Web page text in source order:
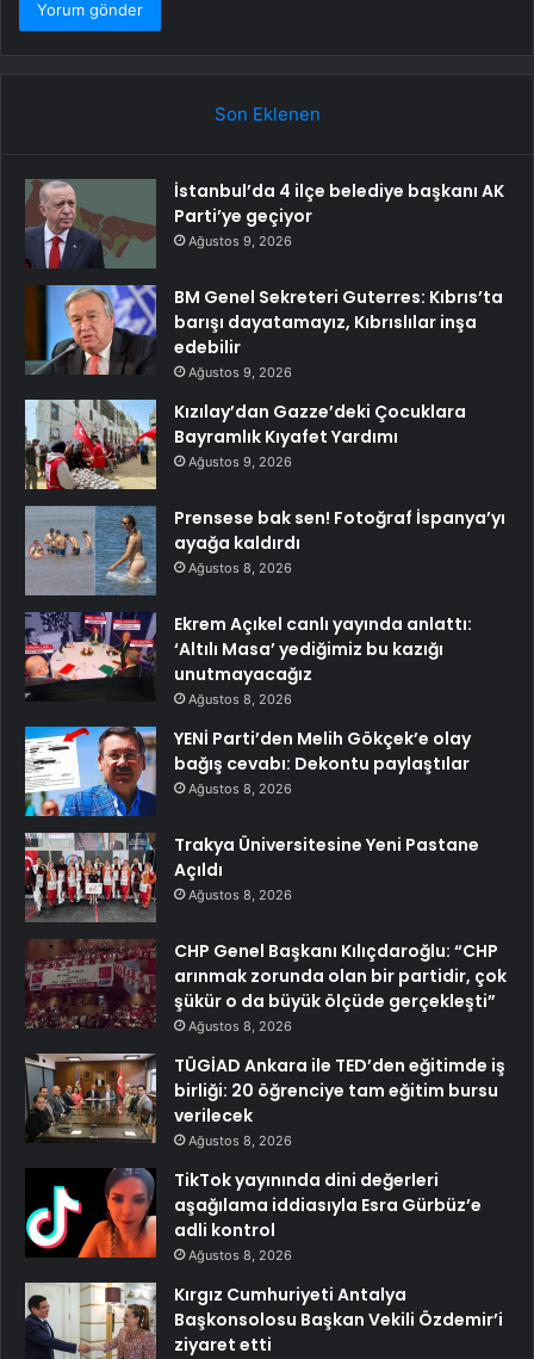
Son Eklenen
İstanbul’da 4 ilçe belediye başkanı AK
Parti’ye geçiyor
Ağustos 9, 2026
BM Genel Sekreteri Guterres: Kıbrıs’ta
barışı dayatamayız, Kıbrıslılar inşa
edebilir
Ağustos 9, 2026
Kızılay’dan Gazze’deki Çocuklara
Bayramlık Kıyafet Yardımı
Ağustos 9, 2026
Prensese bak sen! Fotoğraf İspanya’yı
ayağa kaldırdı
Ağustos 8, 2026
Ekrem Açıkel canlı yayında anlattı:
‘Altılı Masa’ yediğimiz bu kazığı
unutmayacağız
Ağustos 8, 2026
YENİ Parti’den Melih Gökçek’e olay
bağış cevabı: Dekontu paylaştılar
Ağustos 8, 2026
Trakya Üniversitesine Yeni Pastane
Açıldı
Ağustos 8, 2026
CHP Genel Başkanı Kılıçdaroğlu: “CHP
arınmak zorunda olan bir partidir, çok
şükür o da büyük ölçüde gerçekleşti”
Ağustos 8, 2026
TÜGİAD Ankara ile TED’den eğitimde iş
birliği: 20 öğrenciye tam eğitim bursu
verilecek
Ağustos 8, 2026
TikTok yayınında dini değerleri
aşağılama iddiasıyla Esra Gürbüz’e
adli kontrol
Ağustos 8, 2026
Kırgız Cumhuriyeti Antalya
Başkonsolosu Başkan Vekili Özdemir’i
ziyaret etti